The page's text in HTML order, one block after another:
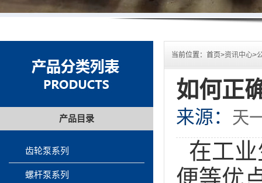
当前位置： 首页>资讯中心>
如何正
来源： 天
在工
产品目录
齿轮泵系列
螺杆泵系列